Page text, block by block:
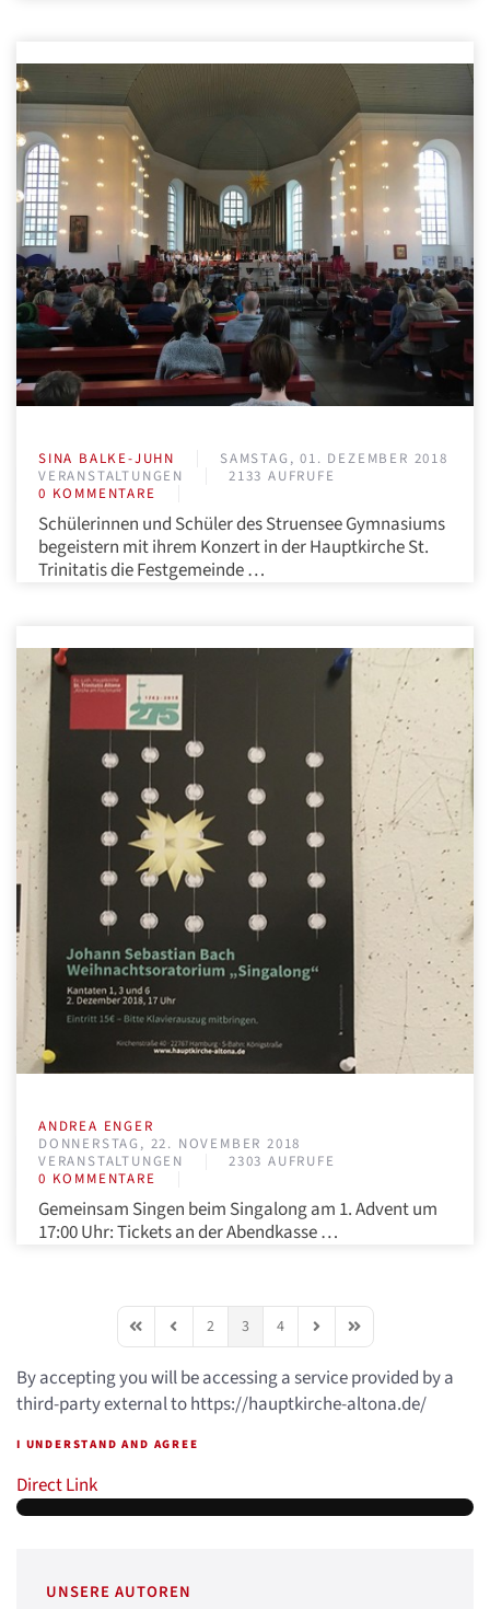
SINA BALKE-JUHN
SAMSTAG, 01. DEZEMBER 2018
VERANSTALTUNGEN
2133 AUFRUFE
0 KOMMENTARE
Schülerinnen und Schüler des Struensee Gymnasiums
begeistern mit ihrem Konzert in der Hauptkirche St.
Trinitatis die Festgemeinde …
ANDREA ENGER
DONNERSTAG, 22. NOVEMBER 2018
VERANSTALTUNGEN
2303 AUFRUFE
0 KOMMENTARE
Gemeinsam Singen beim Singalong am 1. Advent um
17:00 Uhr: Tickets an der Abendkasse …
First PagePrevious Page
2 3 4 Next PageLast Page
By accepting you will be accessing a service provided by a
third-party external to https://hauptkirche-altona.de/
I UNDERSTAND AND AGREE
Direct Link
UNSERE AUTOREN